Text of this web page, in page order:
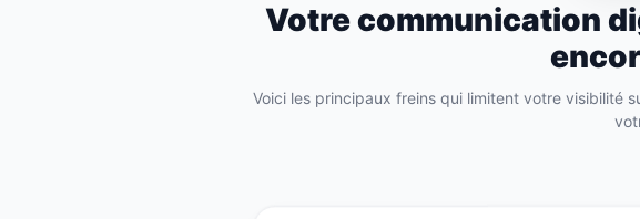
Votre communication
Voici les principaux freins qui limitent votre visibilité